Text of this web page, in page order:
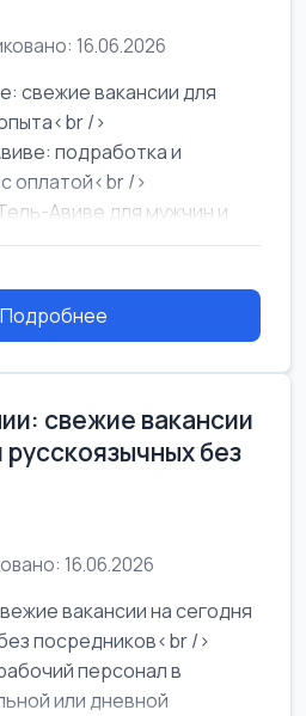
16.06.2026
свежие вакансии для
/>
подработка и
оплатой<br />
Авиве для мужчин и
Подробнее
свежие вакансии
без
16.06.2026
вакансии на сегодня
посредников<br />
персонал в
или дневной